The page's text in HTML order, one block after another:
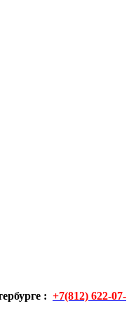
: +7(812) 622-07-